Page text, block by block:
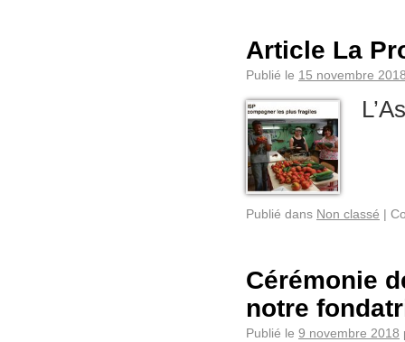
Article La
Publié le 15 novembre
Publié dans Non classé |
Cérémonie
notre
Publié le 9 novembre 2018